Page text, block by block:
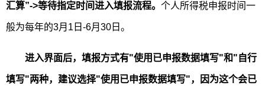
汇算”->等待指定时间进入填报流程。 个人所得税申报时间一
般为每年的3月1日-6月30日。
进入界面后，填报方式有"使用已申报数据填写"和"自行
填写"两种，建议选择"使用已申报数据填写"，因为这个会已